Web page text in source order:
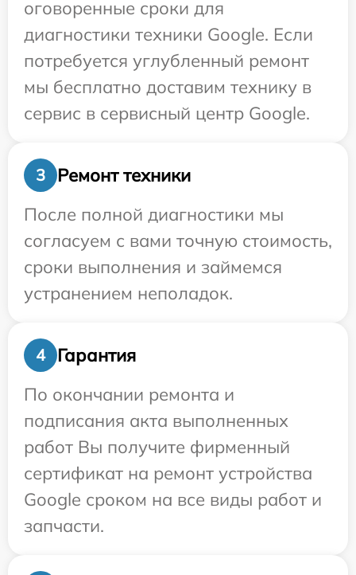
оговоренные сроки для
диагностики техники Google. Если
потребуется углубленный ремонт
мы бесплатно доставим технику в
сервис в сервисный центр Google.
3
Ремонт техники
После полной диагностики мы
согласуем с вами точную стоимость,
сроки выполнения и займемся
устранением неполадок.
4
Гарантия
По окончании ремонта и
подписания акта выполненных
работ Вы получите фирменный
сертификат на ремонт устройства
Google сроком на все виды работ и
запчасти.